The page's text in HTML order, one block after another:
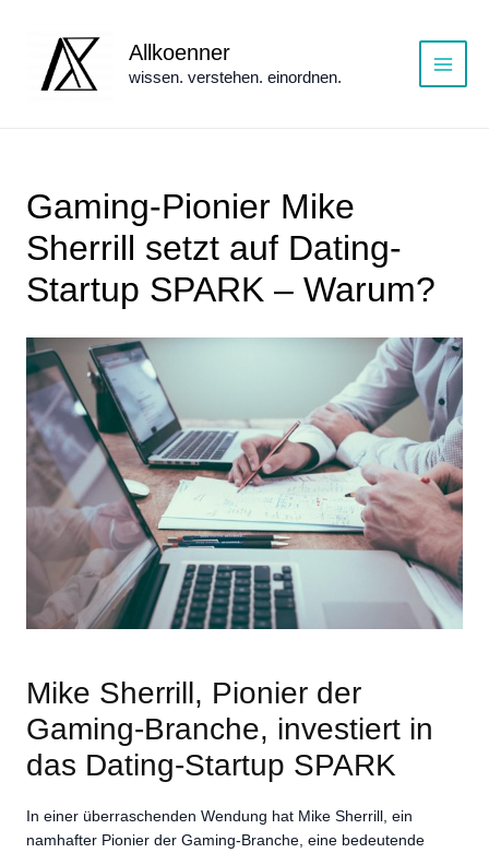
springen
Allkoenner
wissen. verstehen. einordnen.
Main
Gaming-Pionier Mike
Sherrill setzt auf Dating-
Startup SPARK – Warum?
Mike Sherrill, Pionier der
Gaming-Branche, investiert in
das Dating-Startup SPARK
In einer überraschenden Wendung hat Mike Sherrill, ein
namhafter Pionier der Gaming-Branche, eine bedeutende